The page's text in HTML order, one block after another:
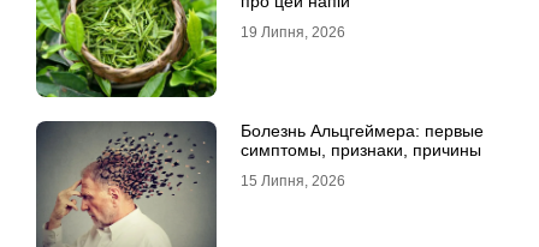
19 Липня, 2026
Болезнь Альцгеймера: первые
симптомы, признаки, причины
15 Липня, 2026